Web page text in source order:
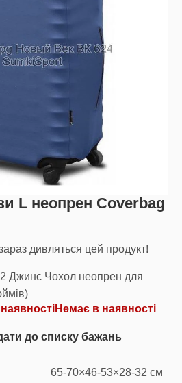
L неопрен Coverbag
зараз дивляться цей продукт!
Джинс Чохол неопрен для
Немає в наявності
до списку бажань
65-70×46-53×28-32 см